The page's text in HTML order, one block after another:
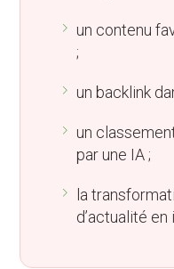
un contenu
;
un backlink
un
par une IA ;
la
d’actualité